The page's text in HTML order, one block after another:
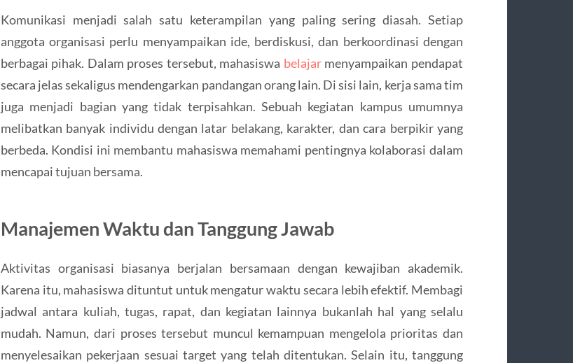
Komunikasi menjadi salah satu keterampilan yang paling sering diasah. Setiap
anggota organisasi perlu menyampaikan ide, berdiskusi, dan berkoordinasi dengan
berbagai pihak. Dalam proses tersebut, mahasiswa belajarmenyampaikan pendapat
secara jelas sekaligus mendengarkan pandangan orang lain. Di sisi lain, kerja sama tim
juga menjadi bagian yang tidak terpisahkan. Sebuah kegiatan kampus umumnya
melibatkan banyak individu dengan latar belakang, karakter, dan cara berpikir yang
berbeda. Kondisi ini membantu mahasiswa memahami pentingnya kolaborasi dalam
mencapai tujuan bersama.
Manajemen Waktu dan Tanggung Jawab
Aktivitas organisasi biasanya berjalan bersamaan dengan kewajiban akademik.
Karena itu, mahasiswa dituntut untuk mengatur waktu secara lebih efektif. Membagi
jadwal antara kuliah, tugas, rapat, dan kegiatan lainnya bukanlah hal yang selalu
mudah. Namun, dari proses tersebut muncul kemampuan mengelola prioritas dan
menyelesaikan pekerjaan sesuai target yang telah ditentukan. Selain itu, tanggung